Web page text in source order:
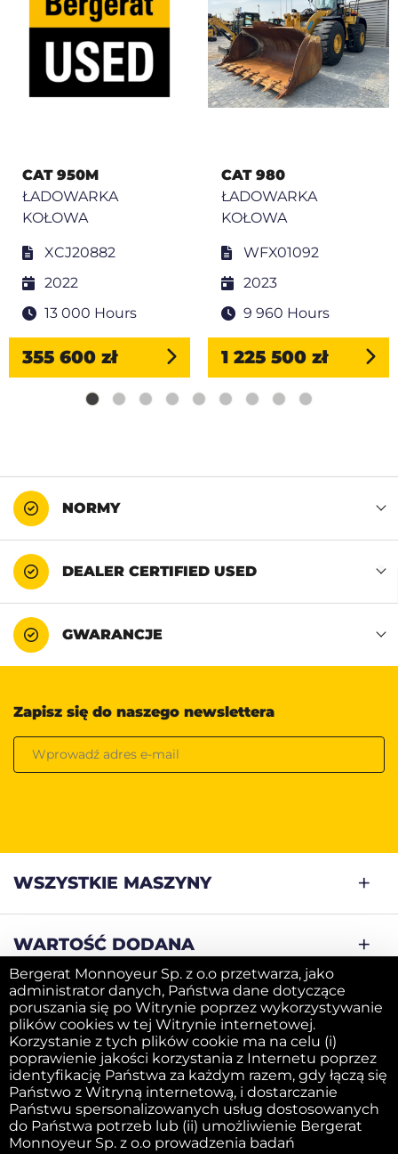
CAT 950M
ŁADOWARKA
KOŁOWA
XCJ20882
2022
13 000 Hours
355 600 zł
CAT 980
ŁADOWARKA
KOŁOWA
WFX01092
2023
9 960 Hours
1 225 500 zł
NORMY
DEALER CERTIFIED USED
GWARANCJE
Zapisz się do naszego newslettera
WSZYSTKIE MASZYNY
WARTOŚĆ DODANA
SPRZEDAJ SWOJĄ MASZYNĘ
FIRMA
Obowiązek informacyjny
Bergerat Monnoyeur Sp. z o.o przetwarza, jako
administrator danych, Państwa dane dotyczące
poruszania się po Witrynie poprzez wykorzystywanie
plików cookies w tej Witrynie internetowej.
Korzystanie z tych plików cookie ma na celu (i)
poprawienie jakości korzystania z Internetu poprzez
identyfikację Państwa za każdym razem, gdy łączą się
Państwo z Witryną internetową, i dostarczanie
Państwu spersonalizowanych usług dostosowanych
do Państwa potrzeb lub (ii) umożliwienie Bergerat
Monnoyeur Sp. z o.o prowadzenia badań